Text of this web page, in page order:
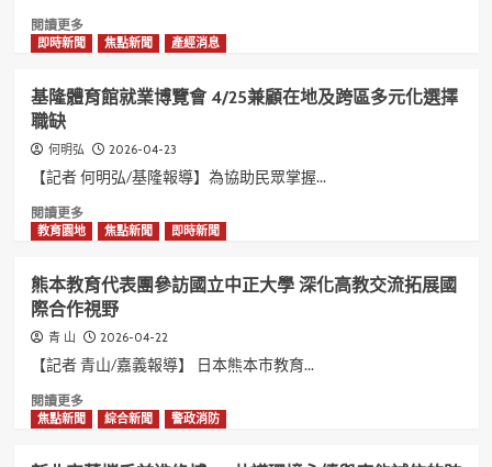
閱讀更多Read
more
一
生
遇
一
次
的
臺
運
河
百
年-
戶
外
音
樂
5/1-
即時新聞 焦點新聞 產經消息
基隆體育館就業博覽會 4/25兼顧在地及跨區多元化選擇
職缺
何明弘 2026-04-23
【記者 何明弘/基隆報導】為協助民眾掌握...
閱讀更多Read
more
基
隆
體
育
館
就
業
博
會
教育園地 焦點新聞 即時新聞
熊本教育代表團參訪國立中正大學 深化高教交流拓展國
際合作視野
青 山 2026-04-22
【記者 青山/嘉義報導】 日本熊本市教育...
閱讀更多Read
more
熊
焦點新聞 綜合新聞 警政消防